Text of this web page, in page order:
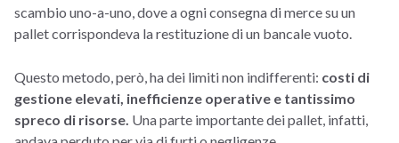
scambio uno-a-uno, dove a ogni consegna di merce su un
pallet corrispondeva la restituzione di un bancale vuoto.
Questo metodo, però, ha dei limiti non indifferenti: costi di
gestione elevati, inefficienze operative e tantissimo
spreco di risorse. Una parte importante dei pallet, infatti,